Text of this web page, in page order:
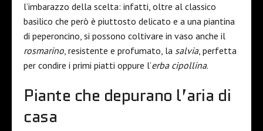
l’imbarazzo della scelta: infatti, oltre al classico
basilico che però è piuttosto delicato e a una piantina
di peperoncino, si possono coltivare in vaso anche il
rosmarino, resistente e profumato, la salvia, perfetta
per condire i primi piatti oppure l’erba cipollina.
Piante che depurano l’aria di
casa